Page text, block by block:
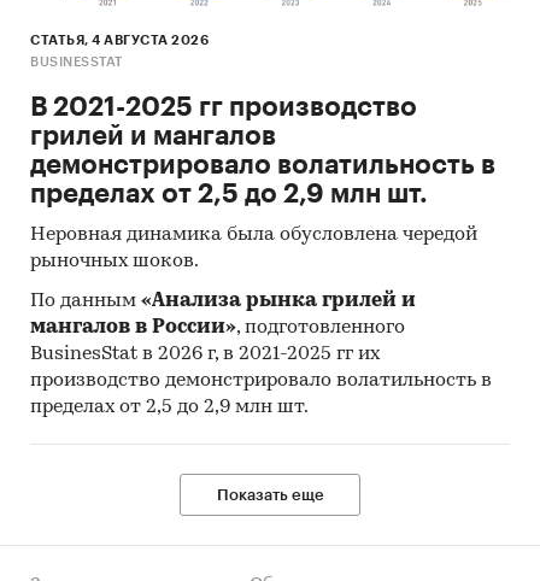
компаний-производителей систем для
компаний показывают информацию о
динамике финансовых показателей компаний,
актуальную контактную информацию,
основных учредителей и т.д.
Прогноз развития рынка систем для
рентгенографии и рентгеноскопии
Составлен прогноз развития рынка систем для
рентгенографии и рентгеноскопии
(производства, импорта, экспорта и объема
рынка) на2025-2029 гг. на основе
тренды, изменения в регулировании отрасли и
СТАТЬЯ, 4 АВГУСТА 2026
BUSINESSTAT
В 2021-2025 гг производство
грилей и мангалов
демонстрировало волатильность в
пределах от 2,5 до 2,9 млн шт.
Неровная динамика была обусловлена чередой
рыночных шоков.
По данным «Анализа рынка грилей и
мангалов в России», подготовленного
BusinesStat в 2026 г, в 2021-2025 гг их
производство демонстрировало волатильность в
пределах от 2,5 до 2,9 млн шт.
Показать еще